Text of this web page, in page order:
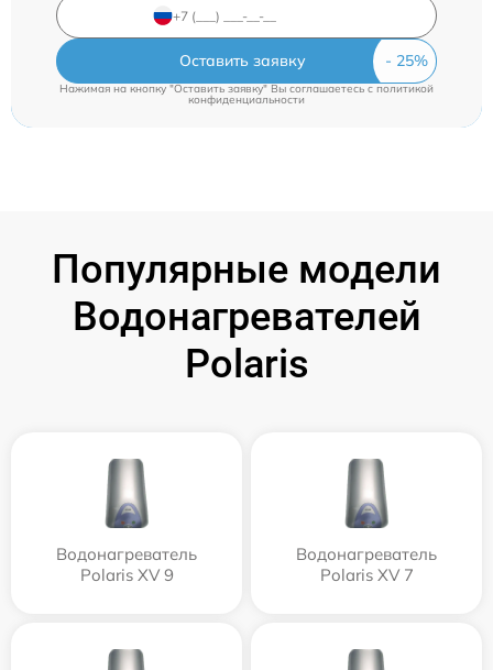
Оставить заявку
Нажимая на кнопку "Оставить заявку" Вы соглашаетесь cполитикой
конфиденциальности
Популярные модели
Водонагревателей
Polaris
Водонагреватель
Polaris XV 9
Водонагреватель
Polaris XV 7